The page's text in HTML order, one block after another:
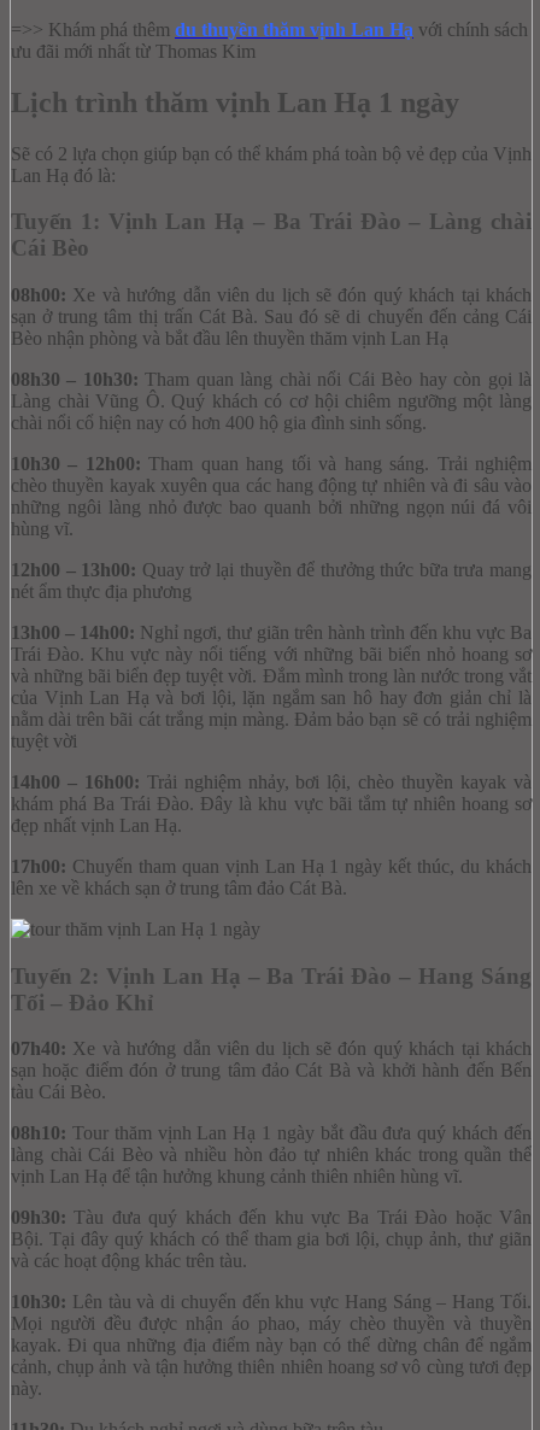
=>> Khám phá thêm du thuyền thăm vịnh Lan Hạ với chính sách
ưu đãi mới nhất từ Thomas Kim
Lịch trình thăm vịnh Lan Hạ 1 ngày
Sẽ có 2 lựa chọn giúp bạn có thể khám phá toàn bộ vẻ đẹp của Vịnh
Lan Hạ đó là:
Tuyến 1: Vịnh Lan Hạ – Ba Trái Đào – Làng chài
Cái Bèo
08h00: Xe và hướng dẫn viên du lịch sẽ đón quý khách tại khách
sạn ở trung tâm thị trấn Cát Bà. Sau đó sẽ di chuyển đến cảng Cái
Bèo nhận phòng và bắt đầu lên thuyền thăm vịnh Lan Hạ
08h30 – 10h30: Tham quan làng chài nổi Cái Bèo hay còn gọi là
Làng chài Vũng Ô. Quý khách có cơ hội chiêm ngưỡng một làng
chài nổi cổ hiện nay có hơn 400 hộ gia đình sinh sống.
10h30 – 12h00: Tham quan hang tối và hang sáng. Trải nghiệm
chèo thuyền kayak xuyên qua các hang động tự nhiên và đi sâu vào
những ngôi làng nhỏ được bao quanh bởi những ngọn núi đá vôi
hùng vĩ.
12h00 – 13h00: Quay trở lại thuyền để thưởng thức bữa trưa mang
nét ẩm thực địa phương
13h00 – 14h00: Nghỉ ngơi, thư giãn trên hành trình đến khu vực Ba
Trái Đào. Khu vực này nổi tiếng với những bãi biển nhỏ hoang sơ
và những bãi biển đẹp tuyệt vời. Đắm mình trong làn nước trong vắt
của Vịnh Lan Hạ và bơi lội, lặn ngắm san hô hay đơn giản chỉ là
nằm dài trên bãi cát trắng mịn màng. Đảm bảo bạn sẽ có trải nghiệm
tuyệt vời
14h00 – 16h00: Trải nghiệm nhảy, bơi lội, chèo thuyền kayak và
khám phá Ba Trái Đào. Đây là khu vực bãi tắm tự nhiên hoang sơ
đẹp nhất vịnh Lan Hạ.
17h00: Chuyến tham quan vịnh Lan Hạ 1 ngày kết thúc, du khách
lên xe về khách sạn ở trung tâm đảo Cát Bà.
Tuyến 2: Vịnh Lan Hạ – Ba Trái Đào – Hang Sáng
Tối – Đảo Khỉ
07h40: Xe và hướng dẫn viên du lịch sẽ đón quý khách tại khách
sạn hoặc điểm đón ở trung tâm đảo Cát Bà và khởi hành đến Bến
tàu Cái Bèo.
08h10: Tour thăm vịnh Lan Hạ 1 ngày bắt đầu đưa quý khách đến
làng chài Cái Bèo và nhiều hòn đảo tự nhiên khác trong quần thể
vịnh Lan Hạ để tận hưởng khung cảnh thiên nhiên hùng vĩ.
09h30: Tàu đưa quý khách đến khu vực Ba Trái Đào hoặc Vân
Bội. Tại đây quý khách có thể tham gia bơi lội, chụp ảnh, thư giãn
và các hoạt động khác trên tàu.
10h30: Lên tàu và di chuyển đến khu vực Hang Sáng – Hang Tối.
Mọi người đều được nhận áo phao, máy chèo thuyền và thuyền
kayak. Đi qua những địa điểm này bạn có thể dừng chân để ngắm
cảnh, chụp ảnh và tận hưởng thiên nhiên hoang sơ vô cùng tươi đẹp
này.